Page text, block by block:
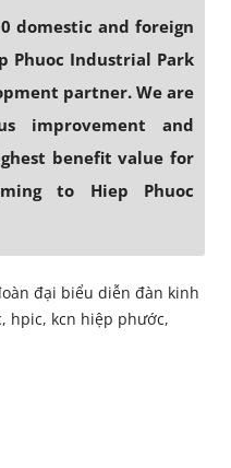
domestic and foreign
Phuoc Industrial Park
partner. We are
improvement and
benefit value for
to Hiep Phuoc
đại biểu diễn đàn kinh
hpic, kcn hiệp phước,